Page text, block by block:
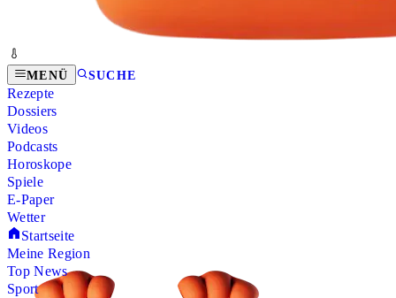
MENÜ SUCHE
Rezepte
Dossiers
Videos
Podcasts
Horoskope
Spiele
E-Paper
Wetter
Startseite
Meine Region
Top News
Sport